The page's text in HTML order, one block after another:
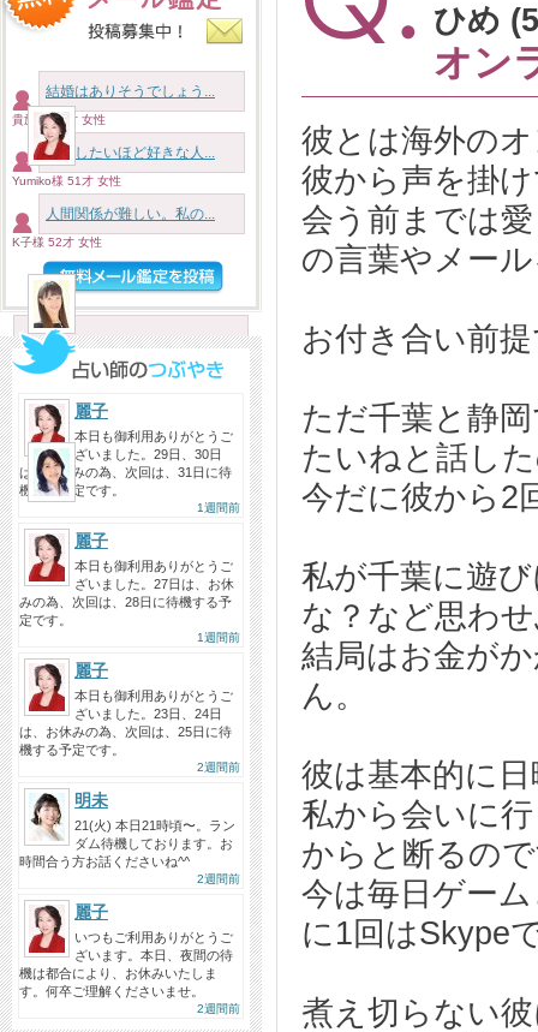
いつも本当に有難うございます。
人生の様々な絡み合った相談を...
麗子先生へ
2026/08/04
今日もありがとうございまし
先...
彩乃先生へ
2026/08/04
いつも中身のない話ですけど寄り
添ってくれてありがとうござい
のら先生へ
2026/08/02
今日は、遅い時間なのに、長時間
ありがとうございました。 前...
投稿者：SHIORI…
結婚はありそうでしょう...
貴族様 46才 女性
結婚したいほど好きな人...
Yumiko様 51才 女性
人間関係が難しい。私の...
K子様 52才 女性
麗子
本日も御利用ありがとうご
ざいました。29日、30日
は、お休みの為、次回は、31日に待
機する予定です。
1週間前
麗子
本日も御利用ありがとうご
ざいました。27日は、お休
みの為、次回は、28日に待機する予
定です。
1週間前
麗子
本日も御利用ありがとうご
ざいました。23日、24日
は、お休みの為、次回は、25日に待
機する予定です。
2週間前
明未
21(火) 本日21時頃〜。ラン
ダム待機しております。お
時間合う方お話くださいね^^
2週間前
麗子
いつもご利用ありがとうご
ざいます。本日、夜間の待
機は都合により、お休みいたしま
す。何卒ご理解くださいませ。
2週間前
ひめ
オン
彼とは海外の
彼から声を掛
会う前までは
の言葉やメー
お付き合い前
ただ千葉と静
たいねと話し
今だに彼から2
私が千葉に遊
な？など思わ
結局はお金が
ん。
彼は基本的に
私から会いに
からと断るの
今は毎日ゲー
に1回はSkype
煮え切らない